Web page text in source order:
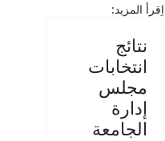
اِقرأ المزيد:
نتائج
انتخابات
مجلس
إدارة
الجامعة